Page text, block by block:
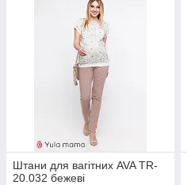
Штани для вагітних AVA TR-
20.032 бежеві